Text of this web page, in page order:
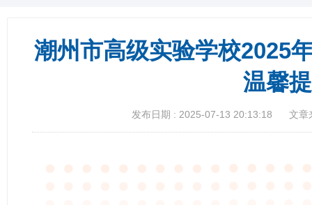
潮州市高级实验学校2025
温馨
发布日期 : 2025-07-13 20:13:18 文章